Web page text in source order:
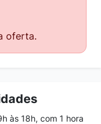
oferta.
às 18h, com 1 hora